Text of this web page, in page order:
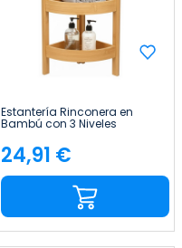
Estantería Rinconera en
Bambú con 3 Niveles
Home
Precio
24,91 €